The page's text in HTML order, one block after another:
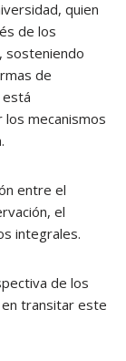
quien
de los
sosteniendo
de
mecanismos
entre el
el
integrales.
de los
transitar este